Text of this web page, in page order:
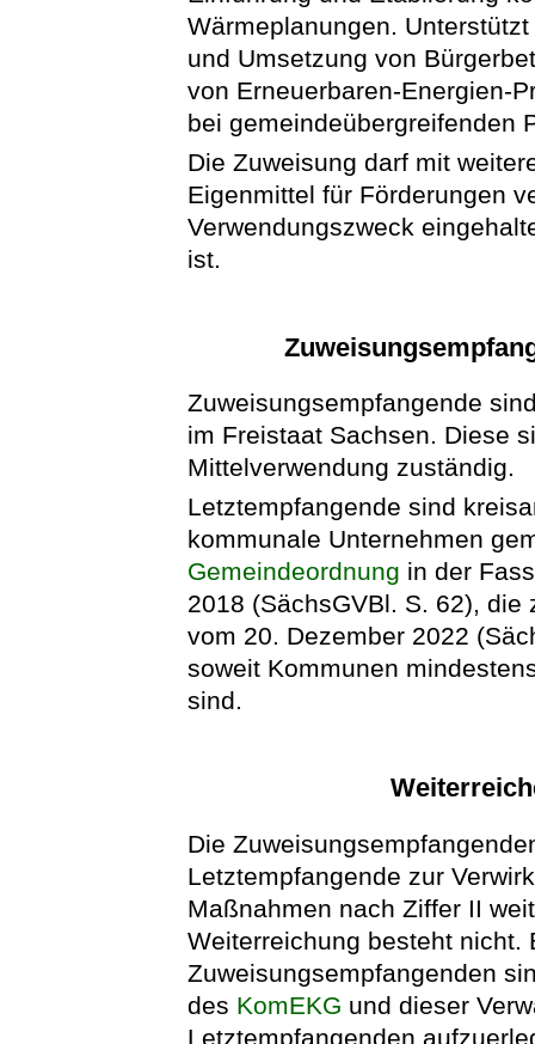
Wärmeplanungen.
und Umsetzung von
von Erneuerbaren-Energien-
bei gemeindeübergreifenden
Die Zuweisung darf mit
Eigenmittel für Förderungen
Verwendungszweck
ist.
Zuweisungsempfangende
im Freistaat Sachsen. Diese
Mittelverwendung zuständig.
Letztempfangende sind
kommunale Unternehmen
Gemeindeordnung in der
2018 (SächsGVBl. S. 62),
vom 20. Dezember 2022
soweit Kommunen
sind.
Die
Letztempfangende zur
Maßnahmen nach Ziffer II
Weiterreichung besteht nicht.
Zuweisungsempfangenden
des KomEKG und dieser
Letztempfangenden